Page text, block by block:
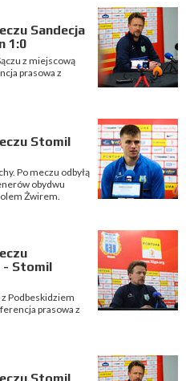
Sandecja
1:0
z miejscową
prasowa z
Stomil
Po meczu odbyłą
obydwu
Żwirem.
- Stomil
Podbeskidziem
prasowa z